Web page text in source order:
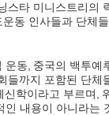
스타 미니스트리의
운동 인사들과 단체
운동 중국의 백투예
들까지 포함된 단체
학이라고 부르며
인 내용이 아니라는